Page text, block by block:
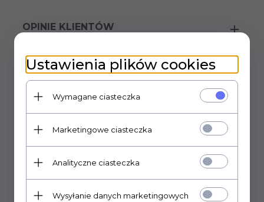
OPINIE KLIENTÓW
Polecamy
Ustawienia plików cookies
Wymagane ciasteczka
Marketingowe ciasteczka
Analityczne ciasteczka
Wysyłanie danych marketingowych